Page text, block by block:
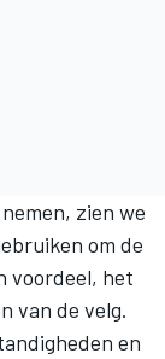
zien we
om de
voordeel, het
van de velg.
en